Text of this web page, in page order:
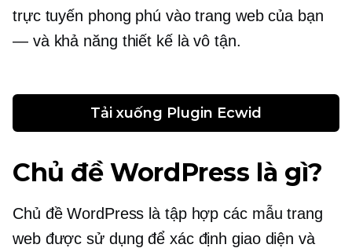
trực tuyến phong phú vào trang web của bạn
— và khả năng thiết kế là vô tận.
Tải xuống Plugin Ecwid
Chủ đề WordPress là gì?
Chủ đề WordPress là tập hợp các mẫu trang
web được sử dụng để xác định giao diện và